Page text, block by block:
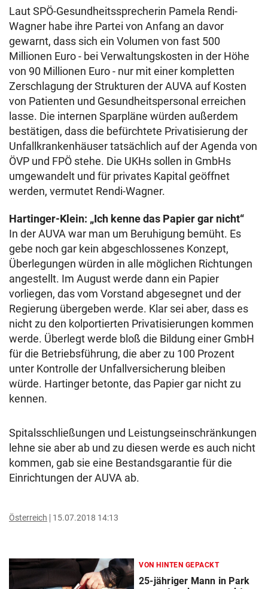
Laut SPÖ-Gesundheitssprecherin Pamela Rendi-
Wagner habe ihre Partei von Anfang an davor
gewarnt, dass sich ein Volumen von fast 500
Millionen Euro - bei Verwaltungskosten in der Höhe
von 90 Millionen Euro - nur mit einer kompletten
Zerschlagung der Strukturen der AUVA auf Kosten
von Patienten und Gesundheitspersonal erreichen
lasse. Die internen Sparpläne würden außerdem
bestätigen, dass die befürchtete Privatisierung der
Unfallkrankenhäuser tatsächlich auf der Agenda von
ÖVP und FPÖ stehe. Die UKHs sollen in GmbHs
umgewandelt und für privates Kapital geöffnet
werden, vermutet Rendi-Wagner.
Hartinger-Klein: „Ich kenne das Papier gar nicht“
In der AUVA war man um Beruhigung bemüht. Es
gebe noch gar kein abgeschlossenes Konzept,
Überlegungen würden in alle möglichen Richtungen
angestellt. Im August werde dann ein Papier
vorliegen, das vom Vorstand abgesegnet und der
Regierung übergeben werde. Klar sei aber, dass es
nicht zu den kolportierten Privatisierungen kommen
werde. Überlegt werde bloß die Bildung einer GmbH
für die Betriebsführung, die aber zu 100 Prozent
unter Kontrolle der Unfallversicherung bleiben
würde. Hartinger betonte, das Papier gar nicht zu
kennen.
Spitalsschließungen und Leistungseinschränkungen
lehne sie aber ab und zu diesen werde es auch nicht
kommen, gab sie eine Bestandsgarantie für die
Einrichtungen der AUVA ab.
Österreich 15.07.2018 14:13
VON HINTEN GEPACKT
25-jähriger Mann in Park